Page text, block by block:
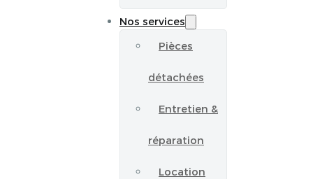
Nos services
Pièces
détachées
Entretien &
réparation
Location